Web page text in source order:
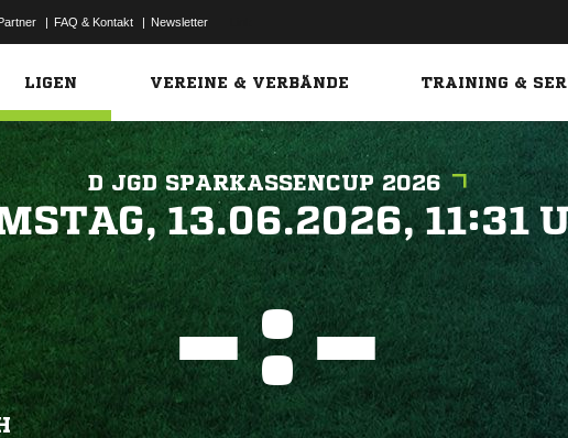
| FAQ & Kontakt | Newsletter
LIGEN VEREINE & VERBÄNDE TRAINING &
D JGD SPARKASSENCUP 2026
 
: